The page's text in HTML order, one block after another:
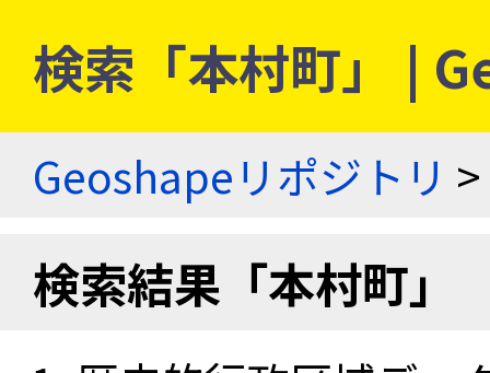
検索「本村町」 |
Geoshapeリポジトリ >
検索結果「本村町」